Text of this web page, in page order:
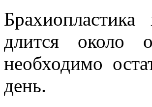
длится около
необходимо
день.